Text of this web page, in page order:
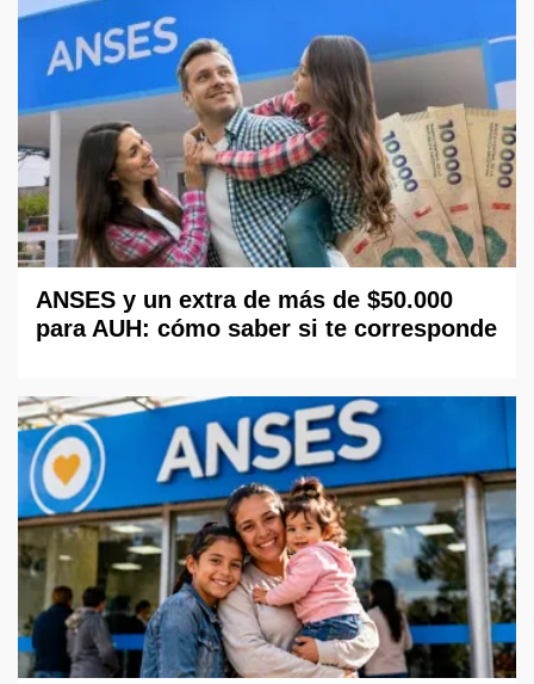
ANSES y un extra de más de $50.000
para AUH: cómo saber si te corresponde